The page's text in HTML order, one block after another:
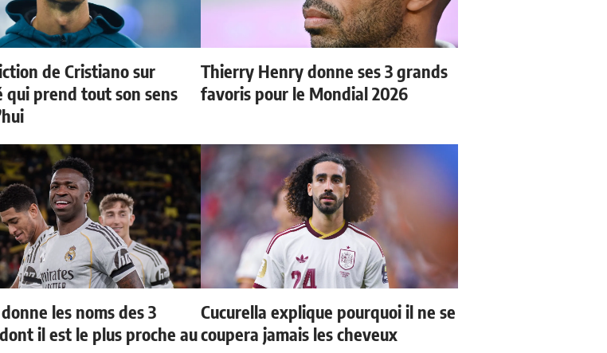
de Cristiano sur
qui prend tout son sens
Thierry Henry donne ses 3 grands
favoris pour le Mondial 2026
les noms des 3
il est le plus proche au
Cucurella explique pourquoi il ne se
coupera jamais les cheveux